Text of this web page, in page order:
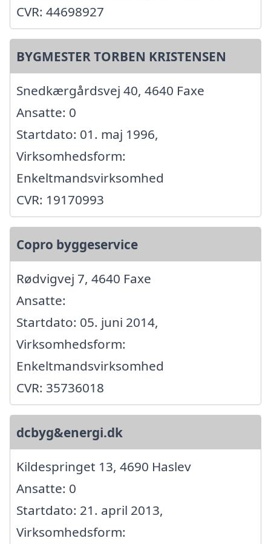
CVR: 44698927
BYGMESTER TORBEN KRISTENSEN
Snedkærgårdsvej 40, 4640 Faxe
Ansatte: 0
Startdato: 01. maj 1996,
Virksomhedsform:
Enkeltmandsvirksomhed
CVR: 19170993
Copro byggeservice
Rødvigvej 7, 4640 Faxe
Ansatte:
Startdato: 05. juni 2014,
Virksomhedsform:
Enkeltmandsvirksomhed
CVR: 35736018
dcbyg&energi.dk
Kildespringet 13, 4690 Haslev
Ansatte: 0
Startdato: 21. april 2013,
Virksomhedsform: